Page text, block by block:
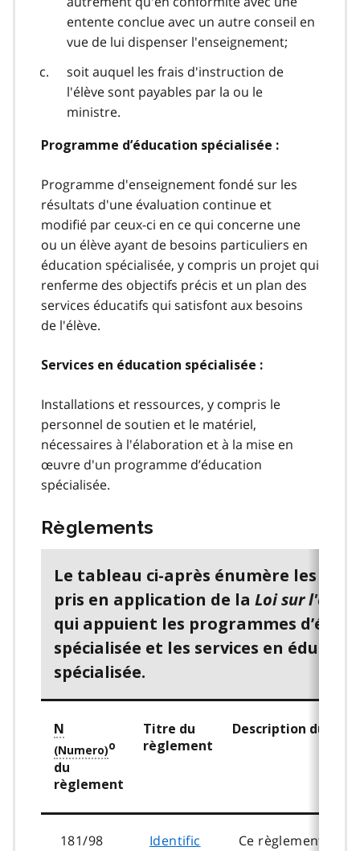
entente conclue avec un autre conseil en
vue de lui dispenser l'enseignement;
soit auquel les frais d'instruction de
l'élève sont payables par la ou le
ministre.
Programme d’éducation spécialisée :
Programme d'enseignement fondé sur les
résultats d'une évaluation continue et
modifié par ceux-ci en ce qui concerne une
ou un élève ayant de besoins particuliers en
éducation spécialisée, y compris un projet qui
renferme des objectifs précis et un plan des
services éducatifs qui satisfont aux besoins
de l'élève.
Services en éducation spécialisée :
Installations et ressources, y compris le
personnel de soutien et le matériel,
nécessaires à l'élaboration et à la mise en
œuvre d'un programme d’éducation
spécialisée.
Règlements
Le tableau ci-après énumère les
pris en application de la Loi sur
qui appuient les programmes
spécialisée et les services en
spécialisée.
N
o
du
règlement
Titre du
règlement
Description du
181/98
Identific
Ce règlement :